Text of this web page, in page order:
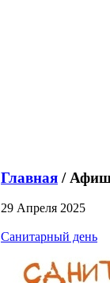
Главная /
29 Апреля 2025
Санитарный день